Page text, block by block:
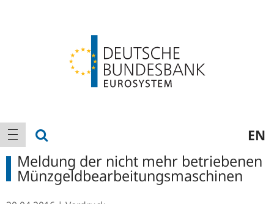
Hauptnavigation
Navigation anzeigen EN
Meldung der nicht mehr betriebenen
Münzgeldbearbeitungsmaschinen